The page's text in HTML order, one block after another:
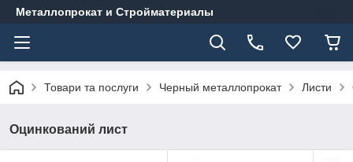
Металлопрокат и Стройматериалы
Товари та послуги Черный металлопрокат Листи
Оцинкований лист